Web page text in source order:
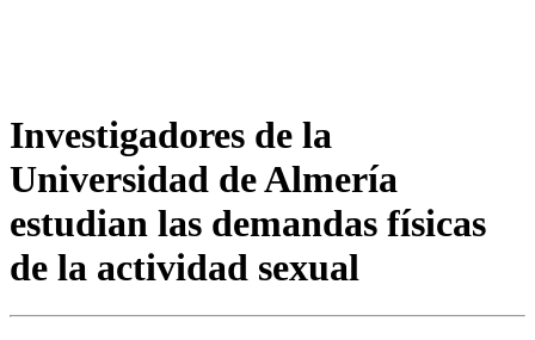
Investigadores de la
Universidad de Almería
estudian las demandas físicas
de la actividad sexual